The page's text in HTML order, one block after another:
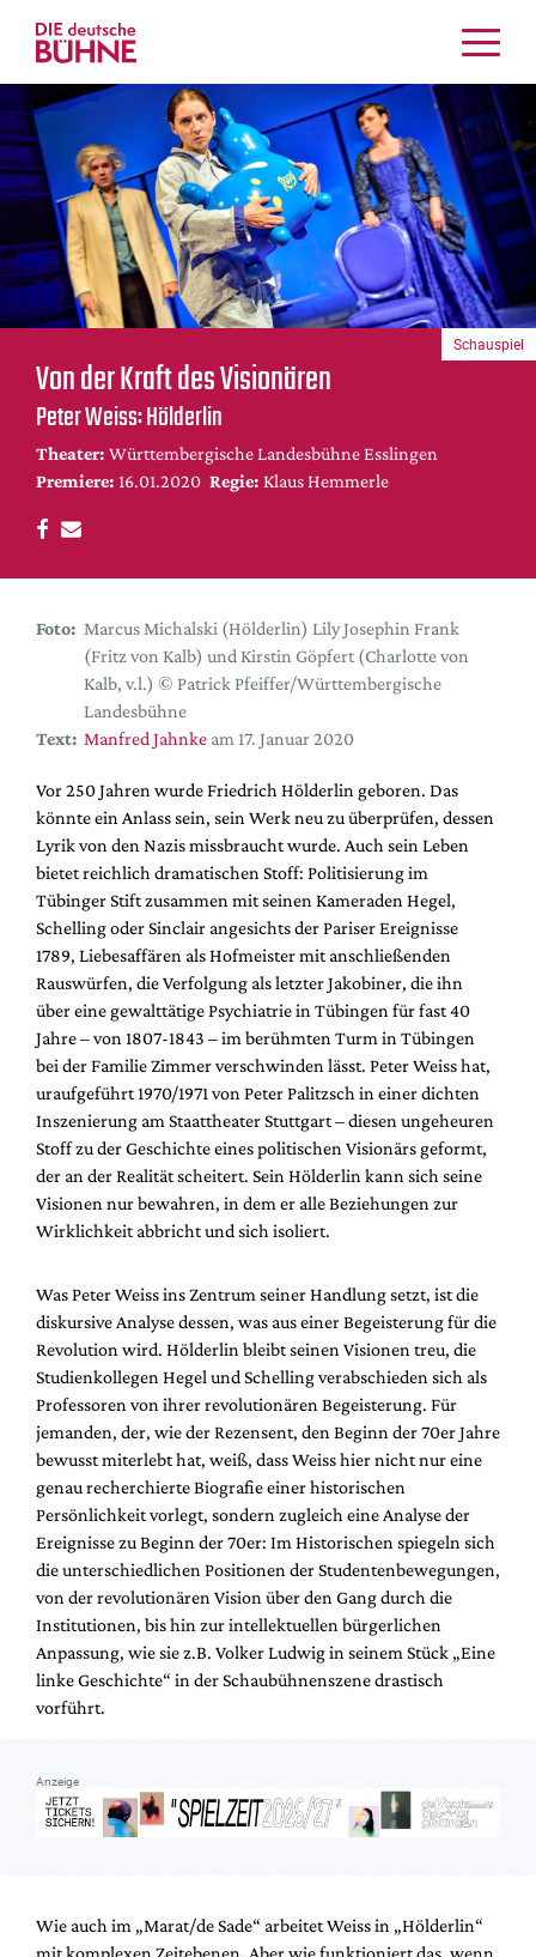
Kritiken
Schauspiel
Musiktheater
Tanz
Crossover
Bühnenwelt
Festivals & Veranstaltungen
Menschen & Theater
Themen
Internationales
Nachrufe
DdB-map
Premierensuche
Festival-Planer
Hefte
Alle Hefte
Leseproben
Podcast
Service
Shop / Abo
Newsletter
Redaktion
Autor:innen
Partner
Mediadaten
Suche
Von der Kraft des Visionären
Peter Weiss: Hölderlin
Theater: Württembergische Landesbühne Esslingen
Premiere: 16.01.2020 Regie: Klaus Hemmerle
Schauspiel
Foto: Marcus Michalski (Hölderlin) Lily Josephin Frank
(Fritz von Kalb) und Kirstin Göpfert (Charlotte von
Kalb, v.l.) © Patrick Pfeiffer/Württembergische
Landesbühne
Text: Manfred Jahnke am 17. Januar 2020
Vor 250 Jahren wurde Friedrich Hölderlin geboren. Das
könnte ein Anlass sein, sein Werk neu zu überprüfen, dessen
Lyrik von den Nazis missbraucht wurde. Auch sein Leben
bietet reichlich dramatischen Stoff: Politisierung im
Tübinger Stift zusammen mit seinen Kameraden Hegel,
Schelling oder Sinclair angesichts der Pariser Ereignisse
1789, Liebesaffären als Hofmeister mit anschließenden
Rauswürfen, die Verfolgung als letzter Jakobiner, die ihn
über eine gewalttätige Psychiatrie in Tübingen für fast 40
Jahre – von 1807-1843 – im berühmten Turm in Tübingen
bei der Familie Zimmer verschwinden lässt. Peter Weiss hat,
uraufgeführt 1970/1971 von Peter Palitzsch in einer dichten
Inszenierung am Staattheater Stuttgart – diesen ungeheuren
Stoff zu der Geschichte eines politischen Visionärs geformt,
der an der Realität scheitert. Sein Hölderlin kann sich seine
Visionen nur bewahren, in dem er alle Beziehungen zur
Wirklichkeit abbricht und sich isoliert.
Was Peter Weiss ins Zentrum seiner Handlung setzt, ist die
diskursive Analyse dessen, was aus einer Begeisterung für die
Revolution wird. Hölderlin bleibt seinen Visionen treu, die
Studienkollegen Hegel und Schelling verabschieden sich als
Professoren von ihrer revolutionären Begeisterung. Für
jemanden, der, wie der Rezensent, den Beginn der 70er Jahre
bewusst miterlebt hat, weiß, dass Weiss hier nicht nur eine
genau recherchierte Biografie einer historischen
Persönlichkeit vorlegt, sondern zugleich eine Analyse der
Ereignisse zu Beginn der 70er: Im Historischen spiegeln sich
die unterschiedlichen Positionen der Studentenbewegungen,
von der revolutionären Vision über den Gang durch die
Institutionen, bis hin zur intellektuellen bürgerlichen
Anpassung, wie sie z.B. Volker Ludwig in seinem Stück „Eine
linke Geschichte“ in der Schaubühnenszene drastisch
vorführt.
Anzeige
Wie auch im „Marat/de Sade“ arbeitet Weiss in „Hölderlin“
mit komplexen Zeitebenen. Aber wie funktioniert das, wenn